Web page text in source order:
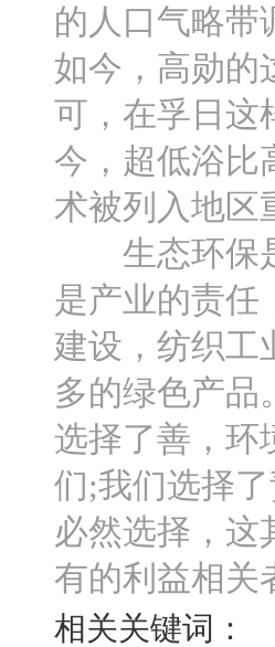
的人口气略带
如今，高勋的
可，在孚日这
今，超低浴比
术被列入地区
生态环保是
是产业的责任
建设，纺织工
多的绿色产品
选择了善，环
们;我们选择
必然选择，这
有的利益相关
相关关键词：